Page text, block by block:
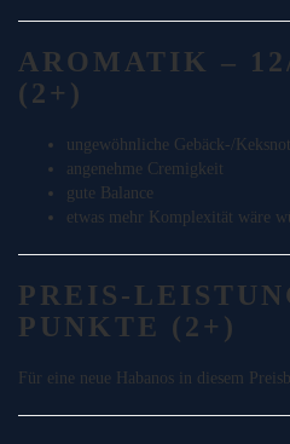
AROMATIK –
(2+)
ungewöhnliche Gebäck-/
angenehme Cremigkeit
gute Balance
etwas mehr Komplexität wäre
PREIS-
PUNKTE (2+)
Für eine neue Habanos in diesem